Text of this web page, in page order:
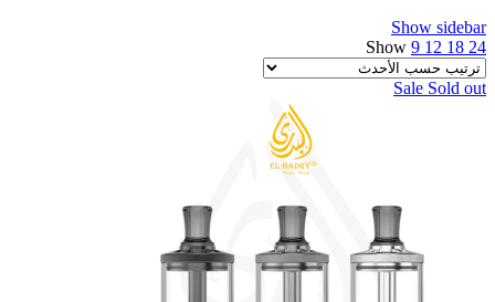
Show sidebar
Show 9 12 18 24
Sale Sold out